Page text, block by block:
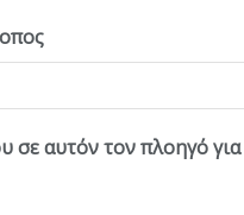
σε αυτόν τον πλοηγό